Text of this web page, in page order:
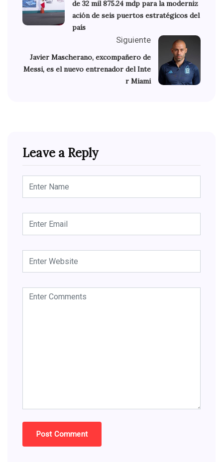
de 32 mil 875.24 mdp para la moderniz
ación de seis puertos estratégicos del
país
Siguiente
Javier Mascherano, excompañero de
Messi, es el nuevo entrenador del Inte
r Miami
Leave a Reply